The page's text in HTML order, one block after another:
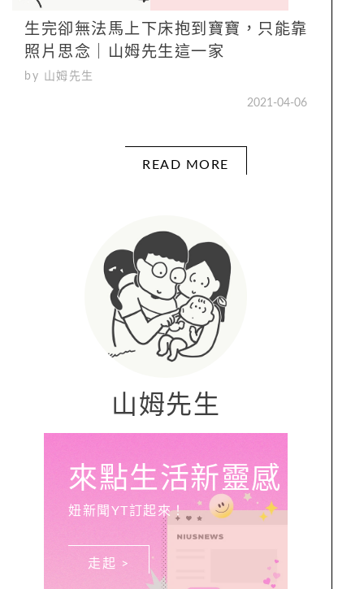
生完卻無法馬上下床抱到寶寶，只能靠
照片思念｜山姆先生這一家
by 山姆先生
2021-04-06
READ MORE
山姆先生
來點生活新靈感
妞新聞YT訂起來！
走起 >